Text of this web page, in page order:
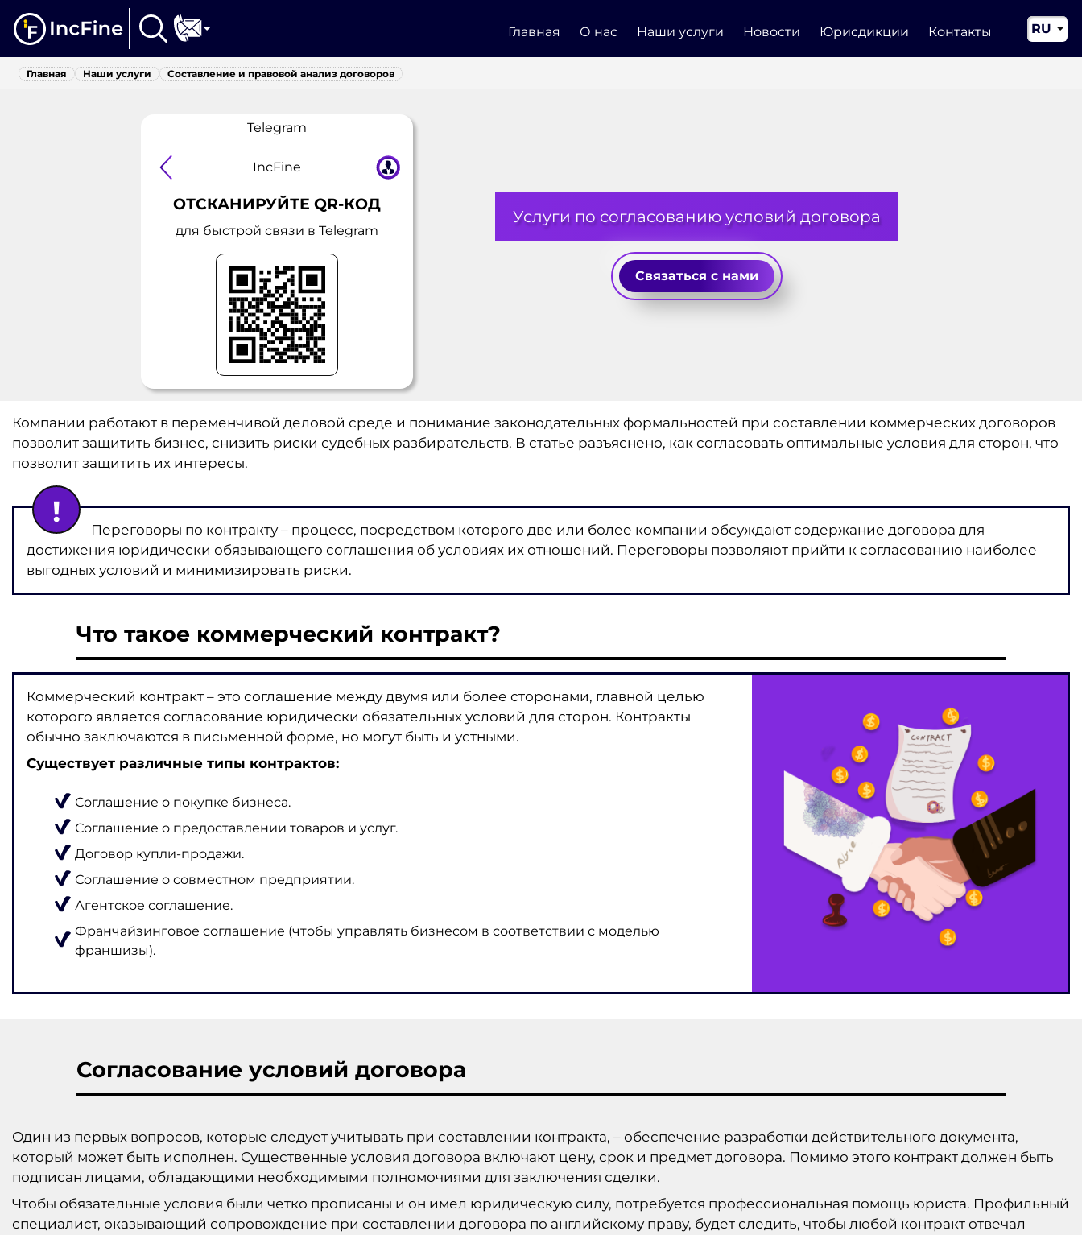
Главная О нас Наши услуги Новости Юрисдикции Контакты
RU
EN
Главная Наши услуги Составление и правовой анализ договоров
Telegram
IncFine
ОТСКАНИРУЙТЕ QR-КОД
для быстрой связи в Telegram
Услуги по согласованию условий договора
Связаться с нами
Компании работают в переменчивой деловой среде и понимание законодательных формальностей при составлении коммерческих договоров
позволит защитить бизнес, снизить риски судебных разбирательств. В статье разъяснено, как согласовать оптимальные условия для сторон, что
позволит защитить их интересы.
Переговоры по контракту – процесс, посредством которого две или более компании обсуждают содержание договора для
достижения юридически обязывающего соглашения об условиях их отношений. Переговоры позволяют прийти к согласованию наиболее
выгодных условий и минимизировать риски.
Что такое коммерческий контракт?
Коммерческий контракт – это соглашение между двумя или более сторонами, главной целью
которого является согласование юридически обязательных условий для сторон. Контракты
обычно заключаются в письменной форме, но могут быть и устными.
Существует различные типы контрактов:
Соглашение о покупке бизнеса.
Соглашение о предоставлении товаров и услуг.
Договор купли-продажи.
Соглашение о совместном предприятии.
Агентское соглашение.
Франчайзинговое соглашение (чтобы управлять бизнесом в соответствии с моделью
франшизы).
Согласование условий договора
Один из первых вопросов, которые следует учитывать при составлении контракта, – обеспечение разработки действительного документа,
который может быть исполнен. Существенные условия договора включают цену, срок и предмет договора. Помимо этого контракт должен быть
подписан лицами, обладающими необходимыми полномочиями для заключения сделки.
Чтобы обязательные условия были четко прописаны и он имел юридическую силу, потребуется профессиональная помощь юриста. Профильный
специалист, оказывающий сопровождение при составлении договора по английскому праву, будет следить, чтобы любой контракт отвечал